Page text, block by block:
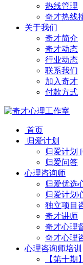
热线管理
奇才热线
关于我们
奇才简介
奇才动态
行业动态
联系我们
加入奇才
付款方式
首页
归爱计划
归爱计划
归爱问答
心理咨询师
归爱优选
归爱计划
独立项目
奇才讲师
奇才心理
奇才心理
心理咨询师培训
【第十期